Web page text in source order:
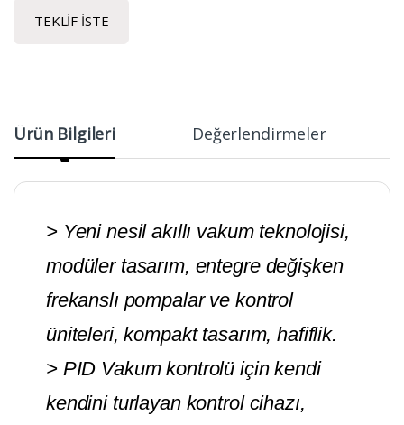
TEKLIF İSTE
Ürün Bilgileri Değerlendirmeler
> Yeni nesil akıllı vakum teknolojisi,
modüler tasarım, entegre değişken
frekanslı pompalar ve kontrol
üniteleri, kompakt tasarım, hafiflik.
> PID Vakum kontrolü için kendi
kendini turlayan kontrol cihazı,